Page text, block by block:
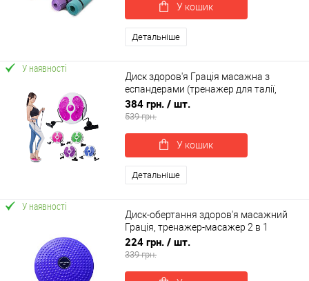
У кошик
Детальніше
У наявності
Диск здоров'я Грація масажна з
еспандерами (тренажер для талії,
хребта, преса) OSPORT (MS 4977)
384 грн. / шт.
539 грн.
У кошик
Детальніше
У наявності
Диск-обертання здоров'я масажний
Грація, тренажер-масажер 2 в 1
OSPORT (MS 0698)
224 грн. / шт.
339 грн.